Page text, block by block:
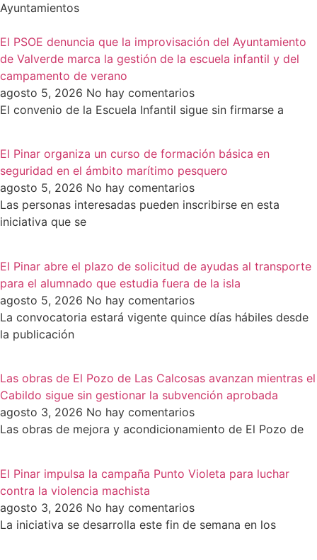
Ayuntamientos
El PSOE denuncia que la improvisación del Ayuntamiento
de Valverde marca la gestión de la escuela infantil y del
campamento de verano
agosto 5, 2026 No hay comentarios
El convenio de la Escuela Infantil sigue sin firmarse a
El Pinar organiza un curso de formación básica en
seguridad en el ámbito marítimo pesquero
agosto 5, 2026 No hay comentarios
Las personas interesadas pueden inscribirse en esta
iniciativa que se
El Pinar abre el plazo de solicitud de ayudas al transporte
para el alumnado que estudia fuera de la isla
agosto 5, 2026 No hay comentarios
La convocatoria estará vigente quince días hábiles desde
la publicación
Las obras de El Pozo de Las Calcosas avanzan mientras el
Cabildo sigue sin gestionar la subvención aprobada
agosto 3, 2026 No hay comentarios
Las obras de mejora y acondicionamiento de El Pozo de
El Pinar impulsa la campaña Punto Violeta para luchar
contra la violencia machista
agosto 3, 2026 No hay comentarios
La iniciativa se desarrolla este fin de semana en los